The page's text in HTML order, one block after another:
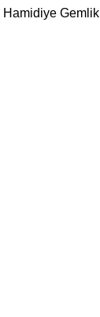
Hamidiye Gemlik